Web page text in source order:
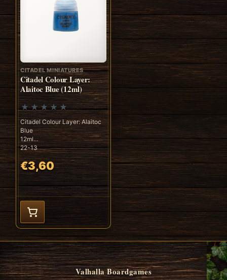
CITADEL MINIATURES
Citadel Colour Layer:
Alaitoc Blue (12ml)
Citadel Colour Layer: Alaitoc
Blue
12ml
22-13
€3,60
Valhalla Boardgames